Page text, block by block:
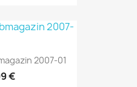
2007-01
€